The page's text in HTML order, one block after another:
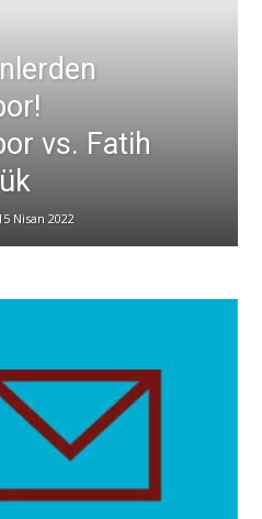
vs. Fatih
Nisan 2022